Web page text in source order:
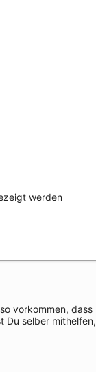
werden
vorkommen, dass
Du selber mithelfen,